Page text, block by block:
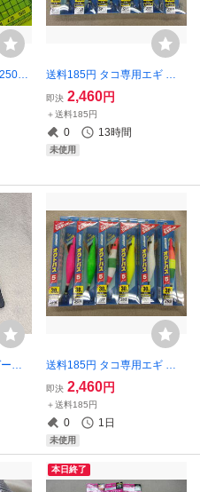
ハ
ドル
送料185円 タコ専用エギ サ
イコオクトパス5 20g 2.5号 6
個 蛸エギ ラトルイン タコエ
ギ 激安 蛸墨族には無いカラ
ーも有ります バーブレス
即決 2,460円
＋送料185円
0 13時間
未使用
ム
ク
送料185円 タコ専用エギ サ
イコオクトパス5 30g 3.0号 6
個 蛸エギ ラトルイン タコエ
ギ 3号 蛸墨族には無いカラー
も有ります バーブレス
即決 2,460円
＋送料185円
0 1日
未使用
本日終了